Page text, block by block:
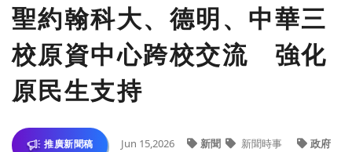
聖約翰科大、德明、中華三
校原資中心跨校交流 強化
原民生支持
推廣新聞稿 Jun 15,2026 新聞 新聞時事 政府